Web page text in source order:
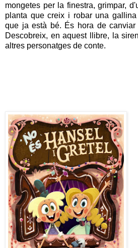
mongetes per la finestra, grimpar,
planta que creix i robar una
que ja està bé. És hora de
Descobreix, en aquest llibre, la
altres personatges de conte.